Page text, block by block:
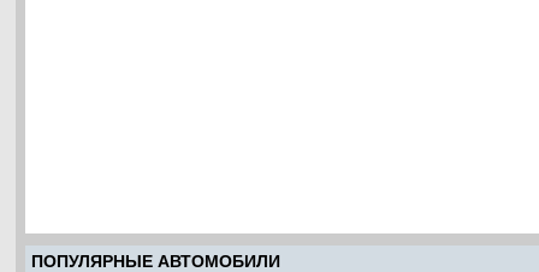
ПОПУЛЯРНЫЕ АВТОМОБИЛИ